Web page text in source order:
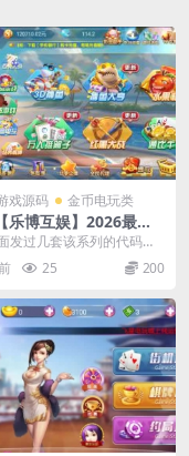
戏源码 金币电玩类
乐博互娱】2026最新
金币版+视频搭建教
发过几套该系列的代码
来说，这是一套完整成熟
源码。 游戏包...
25 200